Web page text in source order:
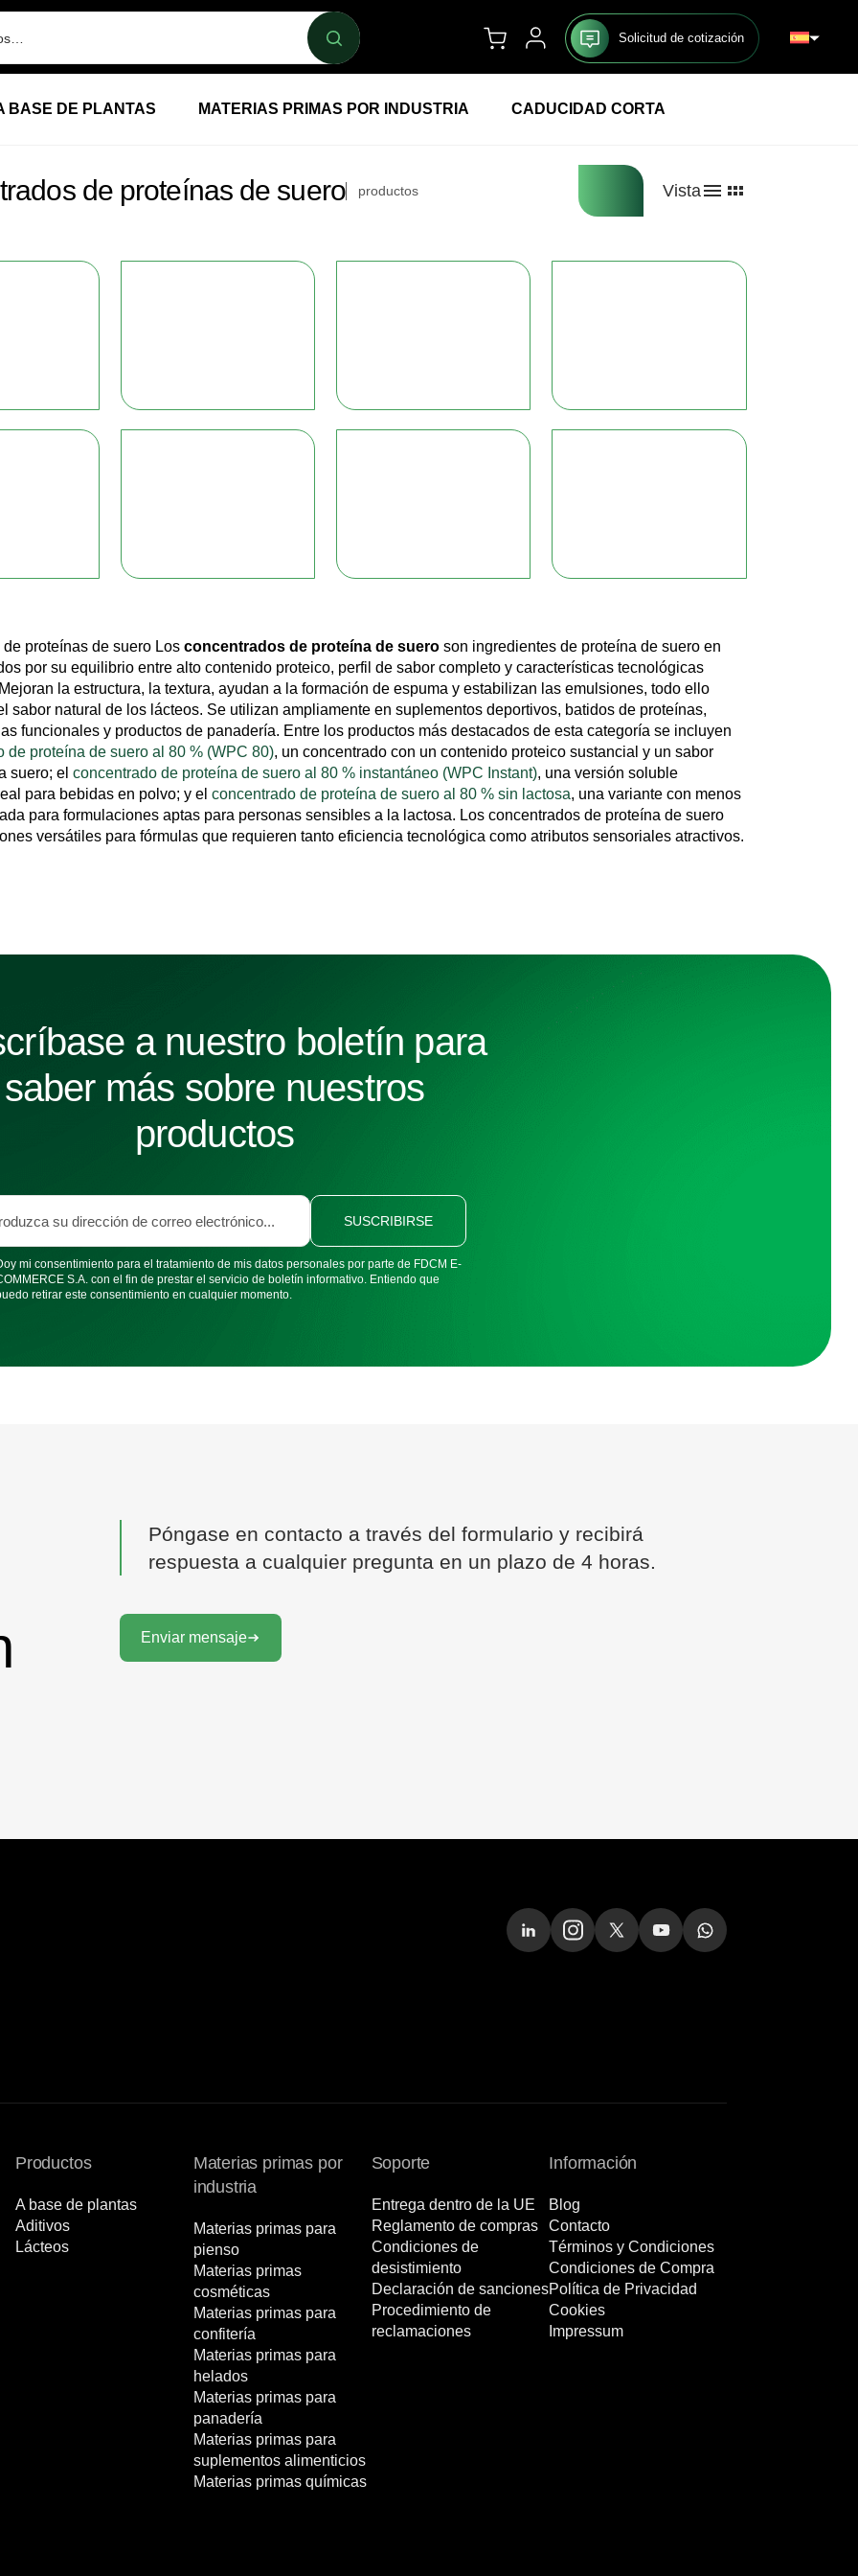
Solicitud de cotización
BASE DE PLANTAS MATERIAS PRIMAS POR INDUSTRIA CADUCIDAD CORTA
de proteínas de suero productos Vista
de proteínas de suero Losconcentrados de proteína de suero son ingredientes de proteína de suero en
por su equilibrio entre alto contenido proteico, perfil de sabor completo y características tecnológicas
la estructura, la textura, ayudan a la formación de espuma y estabilizan las emulsiones, todo ello
sabor natural de los lácteos. Se utilizan ampliamente en suplementos deportivos, batidos de proteínas,
funcionales y productos de panadería. Entre los productos más destacados de esta categoría se incluyen
de proteína de suero al 80 % (WPC 80), un concentrado con un contenido proteico sustancial y un sabor
suero; elconcentrado de proteína de suero al 80 % instantáneo (WPC Instant), una versión soluble
para bebidas en polvo; y elconcentrado de proteína de suero al 80 % sin lactosa, una variante con menos
para formulaciones aptas para personas sensibles a la lactosa. Los concentrados de proteína de suero
versátiles para fórmulas que requieren tanto eficiencia tecnológica como atributos sensoriales atractivos.
a nuestro boletín para
saber más sobre nuestros
productos
mi consentimiento para el tratamiento de mis datos personales por parte de FDCM E-
S.A. con el fin de prestar el servicio de boletín informativo. Entiendo que
retirar este consentimiento en cualquier momento.
SUSCRIBIRSE
Póngase en contacto a través del formulario y recibirá
respuesta a cualquier pregunta en un plazo de 4 horas.
Enviar mensaje
Productos
A base de plantas
Aditivos
Lácteos
Materias primas por
industria
Materias primas para
pienso
Materias primas
cosméticas
Materias primas para
confitería
Materias primas para
helados
Materias primas para
panadería
Materias primas para
suplementos alimenticios
Materias primas químicas
Soporte
Entrega dentro de la UE
Reglamento de compras
Condiciones de
desistimiento
Declaración de sanciones
Procedimiento de
reclamaciones
Información
Blog
Contacto
Términos y Condiciones
Condiciones de Compra
Política de Privacidad
Cookies
Impressum